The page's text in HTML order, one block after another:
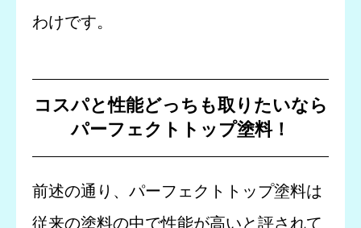
わけです。
コスパと性能どっちも取りたいなら
パーフェクトトップ塗料！
前述の通り、パーフェクトトップ塗料は
従来の塗料の中で性能が高いと評されて